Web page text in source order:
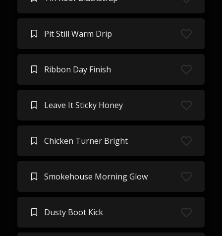
Pit Still Warm Drip
Ribbon Day Finish
Leave It Sticky Honey
Chicken Turner Bright
Smokehouse Morning Glow
Dusty Boot Kick